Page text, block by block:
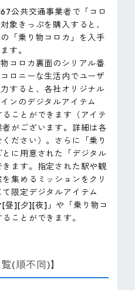
公共交通事業者で「コロ
象きっぷを購入すると、
「乗り物コロカ」を入手
す。
コロカ裏面のシリアル番
ロニーな生活内でユーザ
すると、各社オリジナル
ンのデジタルアイテム
ことができます（アイテ
がございます。詳細は各
ださい）。さらに「乗り
に用意された「デジタル
ます。指定された駅や観
集めるミッションをクリ
限定デジタルアイテム
[昼][夕][夜]」や「乗り物コ
ことができます。
(順不同)】